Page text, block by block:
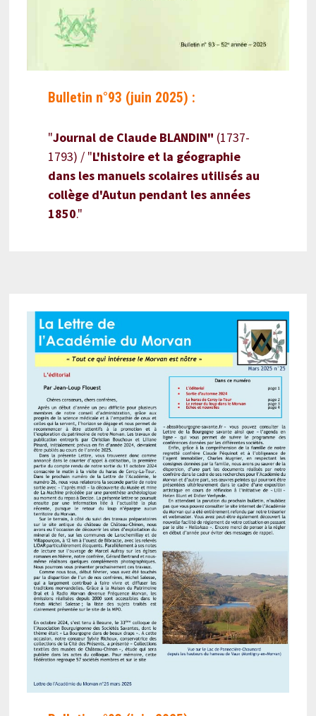
Bulletin n°93 (juin 2025) :
"Journal de Claude BLANDIN" (1737-
1793) / "L'histoire et la géographie
dans les manuels scolaires utilisés au
collège d'Autun pendant les années
1850."